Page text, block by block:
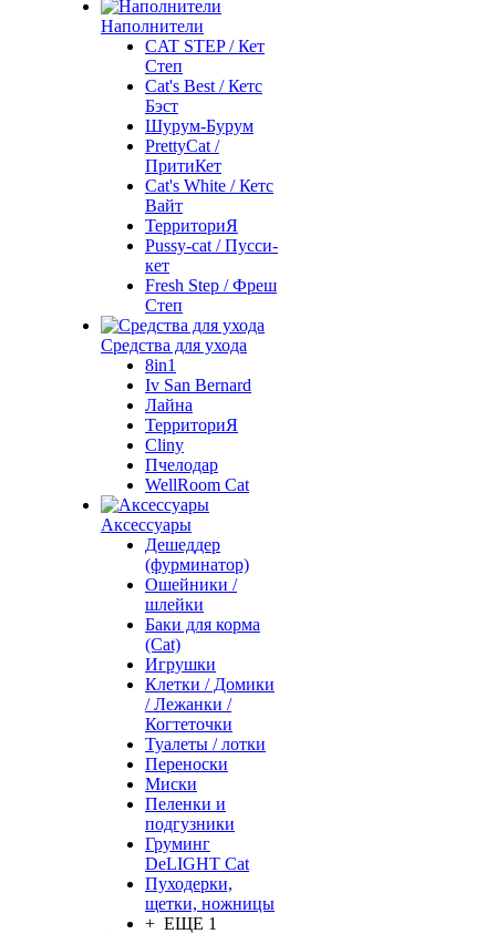
Наполнители
CAT STEP / Кет
Степ
Cat's Best / Кетс
Бэст
Шурум-Бурум
PrettyCat /
ПритиКет
Cat's White / Кетс
Вайт
ТерриториЯ
Pussy-cat / Пусси-
кет
Fresh Step / Фреш
Степ
Средства для ухода
8in1
Iv San Bernard
Лайна
ТерриториЯ
Cliny
Пчелодар
WellRoom Cat
Аксессуары
Дешеддер
(фурминатор)
Ошейники /
шлейки
Баки для корма
(Cat)
Игрушки
Клетки / Домики
/ Лежанки /
Когтеточки
Туалеты / лотки
Переноски
Миски
Пеленки и
подгузники
Груминг
DeLIGHT Cat
Пуходерки,
щетки, ножницы
+ ЕЩЕ 1